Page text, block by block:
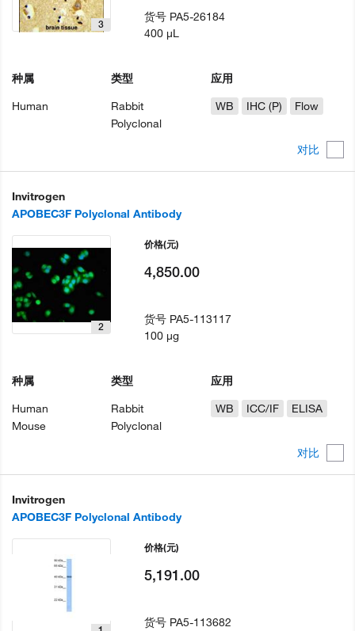
对比
3
种属
Human
类型
Rabbit
Polyclonal
应用
WB
IHC (P) Flow
货号 PA5-26184
400 µL
Invitrogen
APOBEC3F Polyclonal Antibody
对比
2
种属
Human
Mouse
类型
Rabbit
Polyclonal
应用
WB
ICC/IF ELISA
价格(元)
4,850.00
货号 PA5-113117
100 µg
Invitrogen
APOBEC3F Polyclonal Antibody
价格(元)
5,191.00
货号 PA5-113682